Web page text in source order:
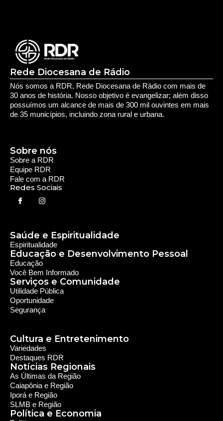
Deixe seu Comentário:
Comments are closed.
Rede Diocesana de Rádio
30 anos de história. Nosso objetivo é evangelizar; além disso
possuímos um alcance de mais de 300 mil ouvintes em mais
de 35 municípios, incluindo zona rural e urbana.
Sobre a RDR
Equipe RDR
Fale com a RDR
Sobre nós
Saúde e Espiritualidade
Espiritualidade
Educação e Desenvolvimento Pessoal
Educação
Você Bem Informado
Serviços e Comunidade